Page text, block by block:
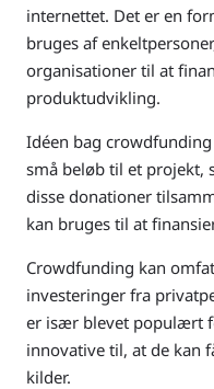
internettet. Det er en
bruges af
organisationer til at
produktudvikling.
Idéen bag
små beløb til et projekt,
disse donationer
kan bruges til at
Crowdfunding kan
investeringer fra
er især blevet populært
innovative til, at de kan
kilder.